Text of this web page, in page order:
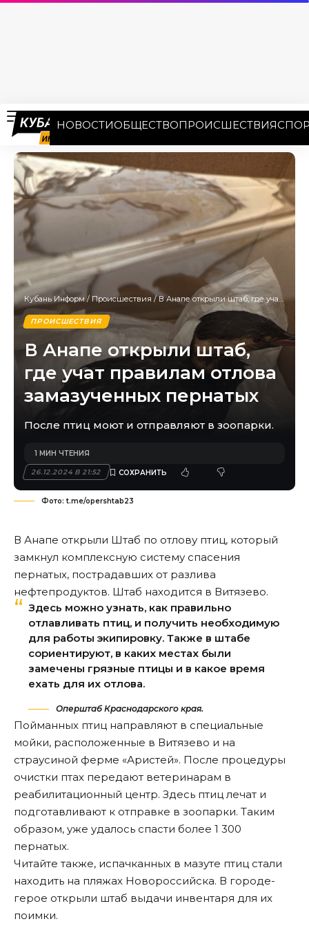
НОВОСТИОБЩЕСТВОПРОИСШЕСТВИЯ
Кубань Информ/ Происшествия /В Анапе открыли штаб, где учат правилам отлова замазученных пернатых
ПРОИСШЕСТВИЯ
В Анапе открыли штаб,
где учат правилам отлова
замазученных пернатых
После птиц моют и отправляют в зоопарки.
26.12.2024 В 21:52
1 МИН ЧТЕНИЯ
Фото: t.me/opershtab23
В Анапе открыли Штаб по отлову птиц, который
замкнул комплексную систему спасения
пернатых, пострадавших от разлива
нефтепродуктов. Штаб находится в Витязево.
Здесь можно узнать, как правильно
отлавливать птиц, и получить необходимую
для работы экипировку. Также в штабе
сориентируют, в каких местах были
замечены грязные птицы и в какое время
ехать для их отлова.
Оперштаб Краснодарского края.
Пойманных птиц направляют в специальные
мойки, расположенные в Витязево и на
страусиной ферме «Аристей». После процедуры
очистки птах передают ветеринарам в
реабилитационный центр. Здесь птиц лечат и
подготавливают к отправке в зоопарки. Таким
образом, уже удалось спасти более 1 300
пернатых.
Читайте также, испачканных в мазуте птиц стали
находить на пляжах Новороссийска. В городе-
герое открыли штаб выдачи инвентаря для их
поимки.